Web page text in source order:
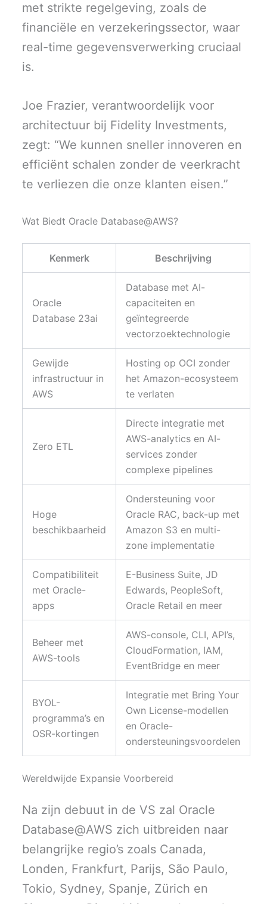
met strikte regelgeving, zoals de
financiële en verzekeringssector, waar
real-time gegevensverwerking cruciaal
is.
Joe Frazier, verantwoordelijk voor
architectuur bij Fidelity Investments,
zegt: “We kunnen sneller innoveren en
efficiënt schalen zonder de veerkracht
te verliezen die onze klanten eisen.”
Wat Biedt Oracle Database@AWS?
Kenmerk Beschrijving
Oracle
Database 23ai
Database met AI-
capaciteiten en
geïntegreerde
vectorzoektechnologie
Gewijde
infrastructuur in
AWS
Hosting op OCI zonder
het Amazon-ecosysteem
te verlaten
Zero ETL
Directe integratie met
AWS-analytics en AI-
services zonder
complexe pipelines
Hoge
beschikbaarheid
Ondersteuning voor
Oracle RAC, back-up met
Amazon S3 en multi-
zone implementatie
Compatibiliteit
met Oracle-
apps
E-Business Suite, JD
Edwards, PeopleSoft,
Oracle Retail en meer
Beheer met
AWS-tools
AWS-console, CLI, API’s,
CloudFormation, IAM,
EventBridge en meer
BYOL-
programma’s en
OSR-kortingen
Integratie met Bring Your
Own License-modellen
en Oracle-
ondersteuningsvoordelen
Wereldwijde Expansie Voorbereid
Na zijn debuut in de VS zal Oracle
Database@AWS zich uitbreiden naar
belangrijke regio’s zoals Canada,
Londen, Frankfurt, Parijs, São Paulo,
Tokio, Sydney, Spanje, Zürich en